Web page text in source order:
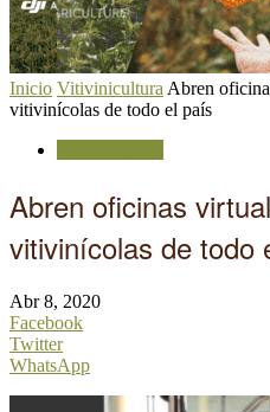
Inicio Vitivinicultura Abren
vitivinícolas de todo el país
Abren oficinas
vitivinícolas de todo
Abr 8, 2020
Facebook
Twitter
WhatsApp